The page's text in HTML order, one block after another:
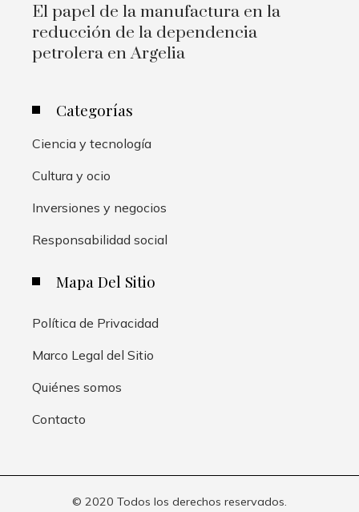
El papel de la manufactura en la
reducción de la dependencia
petrolera en Argelia
Categorías
Ciencia y tecnología
Cultura y ocio
Inversiones y negocios
Responsabilidad social
Mapa Del Sitio
Política de Privacidad
Marco Legal del Sitio
Quiénes somos
Contacto
© 2020 Todos los derechos reservados.